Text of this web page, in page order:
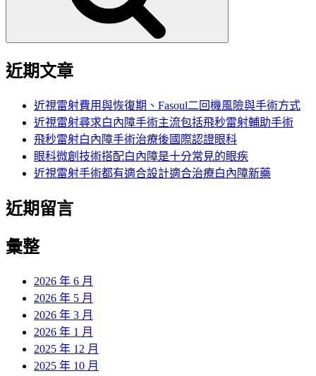
近期文章
近視雷射費用與恢復期、Fasoul二回機風險與手術方式
近視雷射尋求白內障手術主流包括飛秒雷射輔助手術
飛秒雷射白內障手術治療後國際認證眼科
眼科微創技術搭配白內障是十分常見的眼疾
近視雷射手術都有適合設計適合治療白內障新藥
近期留言
彙整
2026 年 6 月
2026 年 5 月
2026 年 3 月
2026 年 1 月
2025 年 12 月
2025 年 10 月